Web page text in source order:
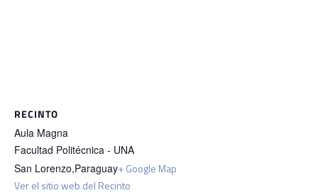
RECINTO
Aula Magna
Facultad Politécnica - UNA
San Lorenzo,Paraguay+ Google Map
Ver el sitio web del Recinto